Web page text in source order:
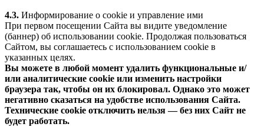
4.3. Информирование о cookie и управление ими
При первом посещении Сайта вы видите уведомление
(баннер) об использовании cookie. Продолжая пользоваться
Сайтом, вы соглашаетесь с использованием cookie в
указанных целях.
Вы можете в любой момент удалить функциональные и/
или аналитические cookie или изменить настройки
браузера так, чтобы он их блокировал. Однако это может
негативно сказаться на удобстве использования Сайта.
Технические cookie отключить нельзя — без них Сайт не
будет работать.